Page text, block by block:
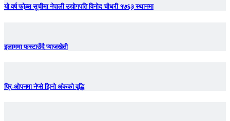
यो वर्ष फोब्र्स सूचीमा नेपाली उद्योगपति विनोद चौधरी १७६३ स्थानमा
इलाममा फस्टाउँदै प्याजखेती
प्रि-ओपनमा नेप्से झिनो अंकको वृद्धि